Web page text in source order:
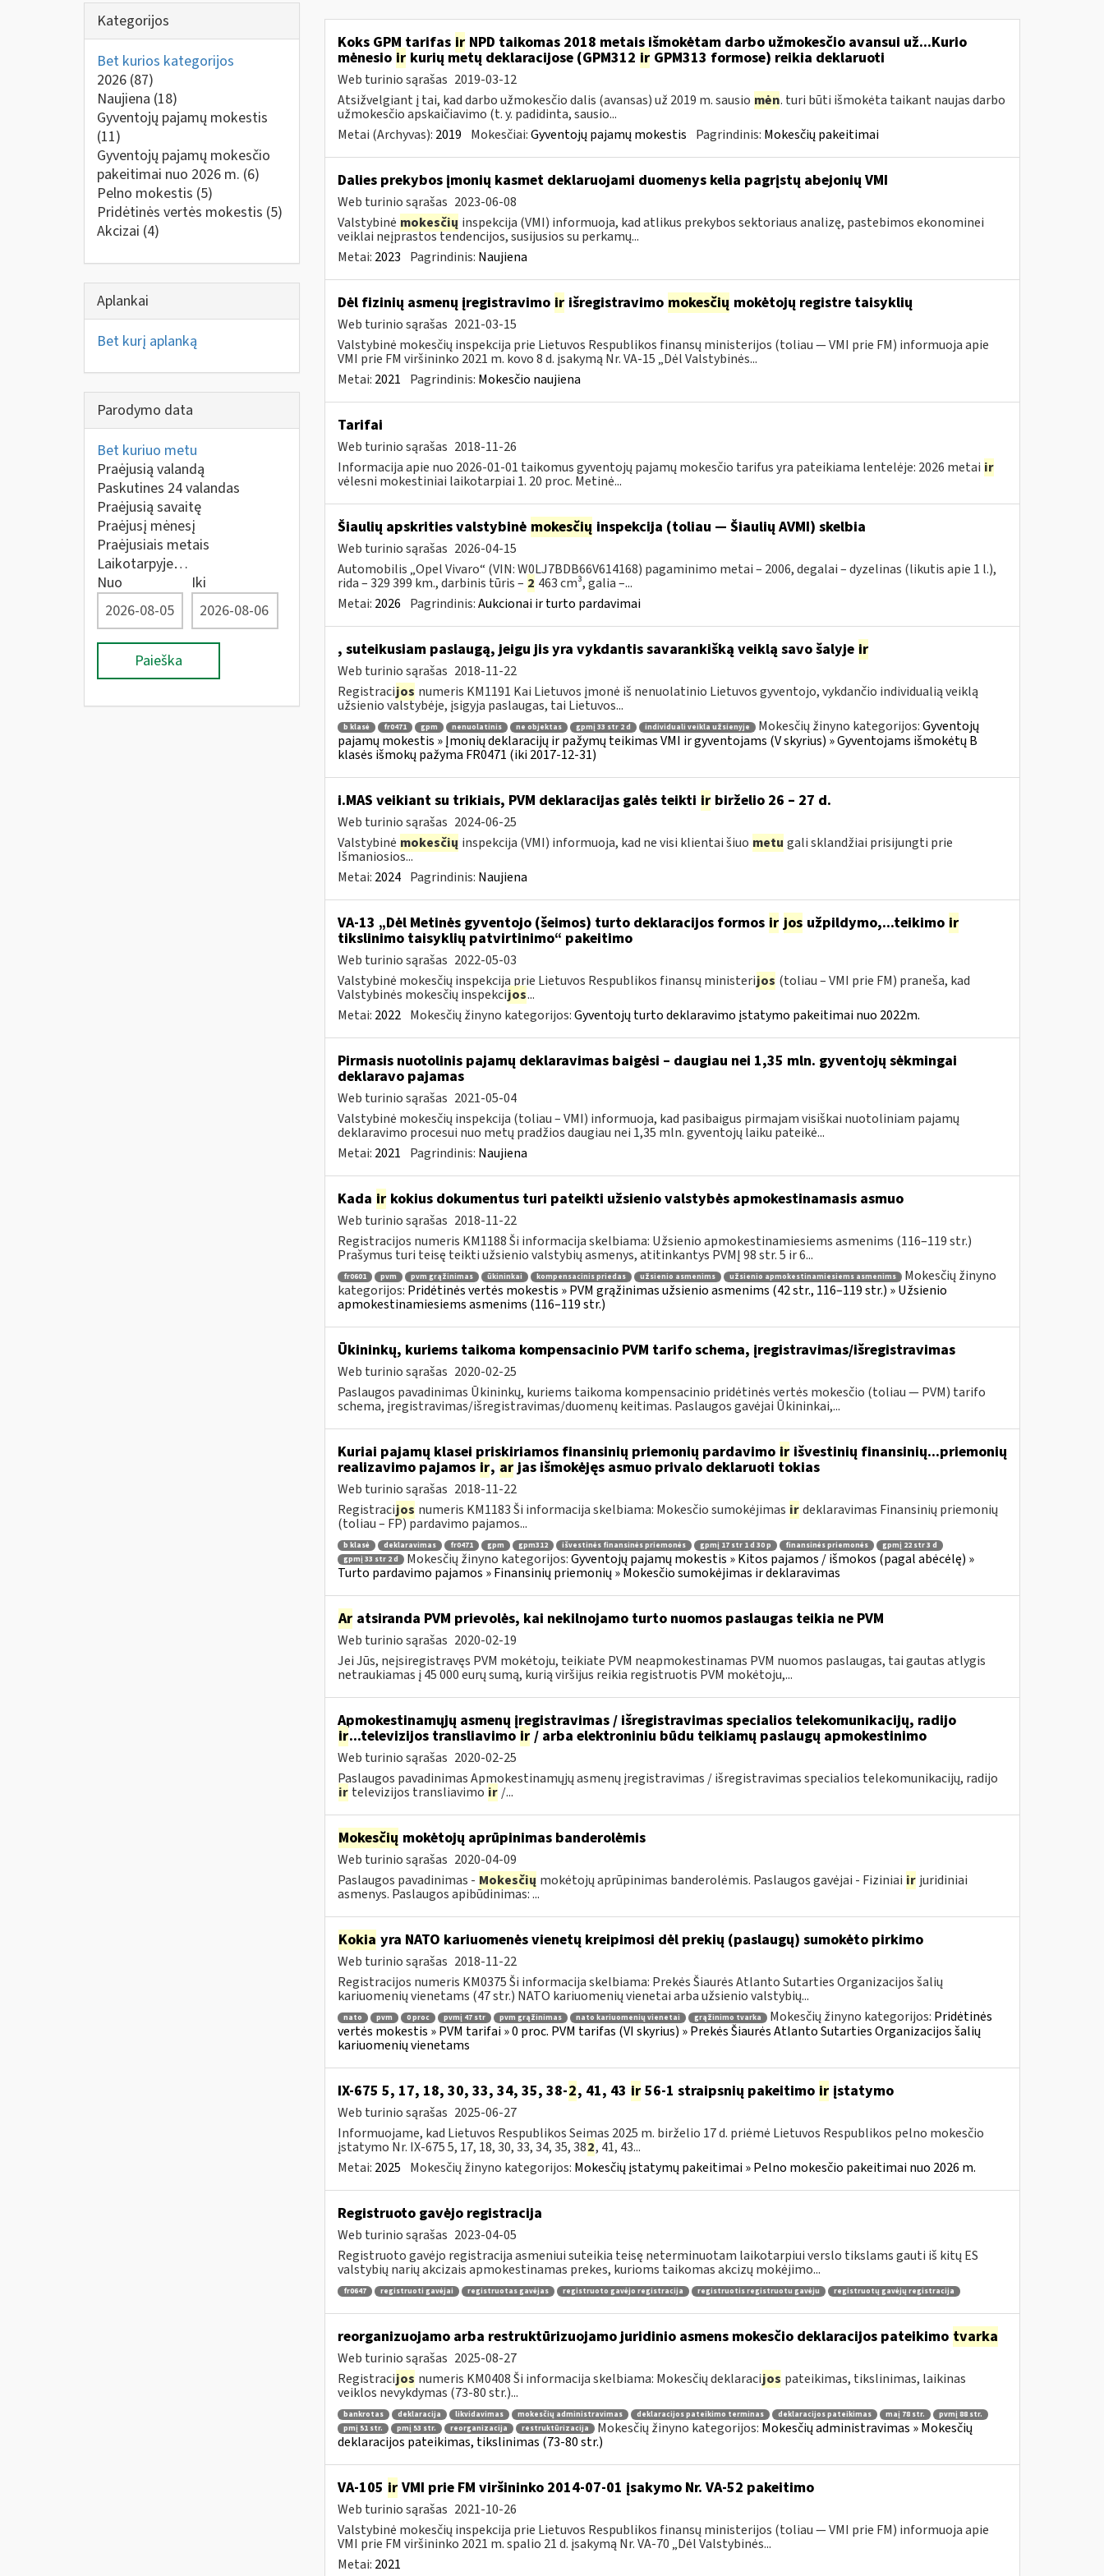
Kategorijos
Bet kurios kategorijos
2026 (87)
Naujiena (18)
Gyventojų pajamų mokestis
(11)
Gyventojų pajamų mokesčio
pakeitimai nuo 2026 m. (6)
Pelno mokestis (5)
Pridėtinės vertės mokestis (5)
Akcizai (4)
Aplankai
Bet kurį aplanką
Parodymo data
Bet kuriuo metu
Praėjusią valandą
Paskutines 24 valandas
Praėjusią savaitę
Praėjusį mėnesį
Praėjusiais metais
Laikotarpyje…
Nuo
Iki
Paieška
Koks GPM tarifas irNPD taikomas 2018 metais išmokėtam darbo užmokesčio avansui už...Kurio
mėnesio irkurių metų deklaracijose (GPM312 irGPM313 formose) reikia deklaruoti
Web turinio sąrašas 2019-03-12
Atsižvelgiant į tai, kad darbo užmokesčio dalis (avansas) už 2019 m. sausio mėn. turi būti išmokėta taikant naujas darbo
užmokesčio apskaičiavimo (t. y. padidinta, sausio...
Metai (Archyvas): 2019 Mokesčiai:Gyventojų pajamų mokestis Pagrindinis: Mokesčių pakeitimai
Dalies prekybos įmonių kasmet deklaruojami duomenys kelia pagrįstų abejonių VMI
Web turinio sąrašas 2023-06-08
Valstybinė mokesčių inspekcija (VMI) informuoja, kad atlikus prekybos sektoriaus analizę, pastebimos ekonominei
veiklai neįprastos tendencijos, susijusios su perkamų...
Metai: 2023 Pagrindinis: Naujiena
Dėl fizinių asmenų įregistravimo irišregistravimo mokesčių mokėtojų registre taisyklių
Web turinio sąrašas 2021-03-15
Valstybinė mokesčių inspekcija prie Lietuvos Respublikos finansų ministerijos (toliau ― VMI prie FM) informuoja apie
VMI prie FM viršininko 2021 m. kovo 8 d. įsakymą Nr. VA-15 „Dėl Valstybinės...
Metai: 2021 Pagrindinis: Mokesčio naujiena
Tarifai
Web turinio sąrašas 2018-11-26
Informacija apie nuo 2026-01-01 taikomus gyventojų pajamų mokesčio tarifus yra pateikiama lentelėje: 2026 metai ir
vėlesni mokestiniai laikotarpiai 1. 20 proc. Metinė...
Šiaulių apskrities valstybinė mokesčių inspekcija (toliau — Šiaulių AVMI) skelbia
Web turinio sąrašas 2026-04-15
Automobilis „Opel Vivaro“ (VIN: W0LJ7BDB66V614168) pagaminimo metai – 2006, degalai – dyzelinas (likutis apie 1 l.),
rida – 329 399 km., darbinis tūris – 2 463 cm³, galia –...
Metai: 2026 Pagrindinis:Aukcionai ir turto pardavimai
, suteikusiam paslaugą, jeigu jis yra vykdantis savarankišką veiklą savo šalyje ir
Web turinio sąrašas 2018-11-22
Registracijos numeris KM1191 Kai Lietuvos įmonė iš nenuolatinio Lietuvos gyventojo, vykdančio individualią veiklą
užsienio valstybėje, įsigyja paslaugas, tai Lietuvos...
b klasė fr0471 gpm nenuolatinis ne objektas gpmį 33 str 2 d individuali veikla užsienyje Mokesčių žinyno kategorijos:Gyventojų
pajamų mokestis » Įmonių deklaracijų ir pažymų teikimas VMI ir gyventojams (V skyrius) » Gyventojams išmokėtų B
klasės išmokų pažyma FR0471 (iki 2017-12-31)
i.MAS veikiant su trikiais, PVM deklaracijas galės teikti irbirželio 26 – 27 d.
Web turinio sąrašas 2024-06-25
Valstybinė mokesčių inspekcija (VMI) informuoja, kad ne visi klientai šiuo metu gali sklandžiai prisijungti prie
Išmaniosios...
Metai: 2024 Pagrindinis: Naujiena
VA-13 „Dėl Metinės gyventojo (šeimos) turto deklaracijos formos ir jos užpildymo,...teikimo ir
tikslinimo taisyklių patvirtinimo“ pakeitimo
Web turinio sąrašas 2022-05-03
Valstybinė mokesčių inspekcija prie Lietuvos Respublikos finansų ministerijos (toliau – VMI prie FM) praneša, kad
Valstybinės mokesčių inspekcijos...
Metai: 2022 Mokesčių žinyno kategorijos:Gyventojų turto deklaravimo įstatymo pakeitimai nuo 2022m.
Pirmasis nuotolinis pajamų deklaravimas baigėsi – daugiau nei 1,35 mln. gyventojų sėkmingai
deklaravo pajamas
Web turinio sąrašas 2021-05-04
Valstybinė mokesčių inspekcija (toliau – VMI) informuoja, kad pasibaigus pirmajam visiškai nuotoliniam pajamų
deklaravimo procesui nuo metų pradžios daugiau nei 1,35 mln. gyventojų laiku pateikė...
Metai: 2021 Pagrindinis: Naujiena
Kada irkokius dokumentus turi pateikti užsienio valstybės apmokestinamasis asmuo
Web turinio sąrašas 2018-11-22
Registracijos numeris KM1188 Ši informacija skelbiama: Užsienio apmokestinamiesiems asmenims (116–119 str.)
Prašymus turi teisę teikti užsienio valstybių asmenys, atitinkantys PVMĮ 98 str. 5 ir 6...
fr0601 pvm pvm grąžinimas ūkininkai kompensacinis priedas užsienio asmenims užsienio apmokestinamiesiems asmenims
Mokesčių žinyno
kategorijos: Pridėtinės vertės mokestis » PVM grąžinimas užsienio asmenims (42 str., 116–119 str.) » Užsienio
apmokestinamiesiems asmenims (116–119 str.)
Ūkininkų, kuriems taikoma kompensacinio PVM tarifo schema, įregistravimas/išregistravimas
Web turinio sąrašas 2020-02-25
Paslaugos pavadinimas Ūkininkų, kuriems taikoma kompensacinio pridėtinės vertės mokesčio (toliau — PVM) tarifo
schema, įregistravimas/išregistravimas/duomenų keitimas. Paslaugos gavėjai Ūkininkai,...
Kuriai pajamų klasei priskiriamos finansinių priemonių pardavimo irišvestinių finansinių...priemonių
realizavimo pajamos ir, arjas išmokėjęs asmuo privalo deklaruoti tokias
Web turinio sąrašas 2018-11-22
Registracijos numeris KM1183 Ši informacija skelbiama: Mokesčio sumokėjimas ir deklaravimas Finansinių priemonių
(toliau – FP) pardavimo pajamos...
b klasė deklaravimas fr0471 gpm gpm312 išvestinės finansinės priemonės gpmį 17 str 1 d 30 p finansinės priemonės
gpmį 22 str 3 d
gpmį 33 str 2 d
Mokesčių žinyno kategorijos:Gyventojų pajamų mokestis » Kitos pajamos / išmokos (pagal abėcėlę) »
Turto pardavimo pajamos » Finansinių priemonių » Mokesčio sumokėjimas ir deklaravimas
Aratsiranda PVM prievolės, kai nekilnojamo turto nuomos paslaugas teikia ne PVM
Web turinio sąrašas 2020-02-19
Jei Jūs, neįsiregistravęs PVM mokėtoju, teikiate PVM neapmokestinamas PVM nuomos paslaugas, tai gautas atlygis
netraukiamas į 45 000 eurų sumą, kurią viršijus reikia registruotis PVM mokėtoju,...
Apmokestinamųjų asmenų įregistravimas / išregistravimas specialios telekomunikacijų, radijo
ir...televizijos transliavimo ir/ arba elektroniniu būdu teikiamų paslaugų apmokestinimo
Web turinio sąrašas 2020-02-25
Paslaugos pavadinimas Apmokestinamųjų asmenų įregistravimas / išregistravimas specialios telekomunikacijų, radijo
ir televizijos transliavimo ir /...
Mokesčių mokėtojų aprūpinimas banderolėmis
Web turinio sąrašas 2020-04-09
Paslaugos pavadinimas - Mokesčių mokėtojų aprūpinimas banderolėmis. Paslaugos gavėjai - Fiziniai ir juridiniai
asmenys. Paslaugos apibūdinimas: ...
Kokia yra NATO kariuomenės vienetų kreipimosi dėl prekių (paslaugų) sumokėto pirkimo
Web turinio sąrašas 2018-11-22
Registracijos numeris KM0375 Ši informacija skelbiama: Prekės Šiaurės Atlanto Sutarties Organizacijos šalių
kariuomenių vienetams (47 str.) NATO kariuomenių vienetai arba užsienio valstybių...
nato pvm 0 proc pvmį 47 str pvm grąžinimas nato kariuomenių vienetai grąžinimo tvarka Mokesčių žinyno kategorijos: Pridėtinės
vertės mokestis » PVM tarifai » 0 proc. PVM tarifas (VI skyrius) » Prekės Šiaurės Atlanto Sutarties Organizacijos šalių
kariuomenių vienetams
IX-675 5, 17, 18, 30, 33, 34, 35, 38-2, 41, 43 ir56-1 straipsnių pakeitimo irįstatymo
Web turinio sąrašas 2025-06-27
Informuojame, kad Lietuvos Respublikos Seimas 2025 m. birželio 17 d. priėmė Lietuvos Respublikos pelno mokesčio
įstatymo Nr. IX-675 5, 17, 18, 30, 33, 34, 35, 382, 41, 43...
Metai: 2025 Mokesčių žinyno kategorijos: Mokesčių įstatymų pakeitimai » Pelno mokesčio pakeitimai nuo 2026 m.
Registruoto gavėjo registracija
Web turinio sąrašas 2023-04-05
Registruoto gavėjo registracija asmeniui suteikia teisę neterminuotam laikotarpiui verslo tikslams gauti iš kitų ES
valstybių narių akcizais apmokestinamas prekes, kurioms taikomas akcizų mokėjimo...
fr0647 registruoti gavėjai registruotas gavėjas registruoto gavėjo registracija registruotis registruotu gavėju registruotų gavėjų registracija
reorganizuojamo arba restruktūrizuojamo juridinio asmens mokesčio deklaracijos pateikimo tvarka
Web turinio sąrašas 2025-08-27
Registracijos numeris KM0408 Ši informacija skelbiama: Mokesčių deklaracijos pateikimas, tikslinimas, laikinas
veiklos nevykdymas (73-80 str.)...
bankrotas deklaracija likvidavimas mokesčių administravimas deklaracijos pateikimo terminas deklaracijos pateikimas maį 78 str.
pvmį 88 str.
pmį 51 str.
pmį 53 str. reorganizacija restruktūrizacija Mokesčių žinyno kategorijos: Mokesčių administravimas » Mokesčių
deklaracijos pateikimas, tikslinimas (73-80 str.)
VA-105 irVMI prie FM viršininko 2014-07-01 įsakymo Nr. VA-52 pakeitimo
Web turinio sąrašas 2021-10-26
Valstybinė mokesčių inspekcija prie Lietuvos Respublikos finansų ministerijos (toliau ― VMI prie FM) informuoja apie
VMI prie FM viršininko 2021 m. spalio 21 d. įsakymą Nr. VA-70 „Dėl Valstybinės...
Metai: 2021